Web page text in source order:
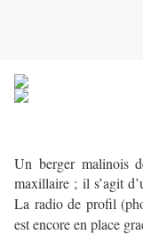
Un berger malinois
maxillaire ; il s’agit
La radio de profil
est encore en place